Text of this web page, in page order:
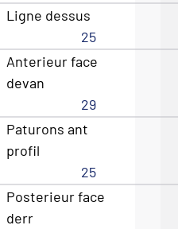
Ligne dessus
25
Anterieur face
devan
29
Paturons ant
profil
25
Posterieur face
derr